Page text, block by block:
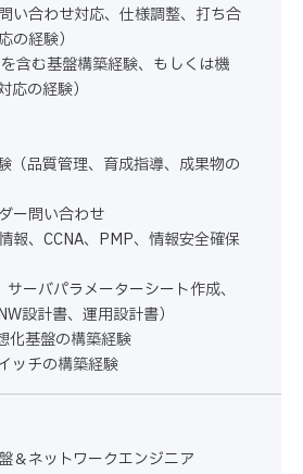
い合わせ対応、仕様調整、打ち合
の経験）
含む基盤構築経験、もしくは機
応の経験）
（品質管理、育成指導、成果物の
ー問い合わせ
報、CCNA、PMP、情報安全確保
サーバパラメーターシート作成、
設計書、運用設計書）
化基盤の構築経験
ッチの構築経験
ネットワークエンジニア